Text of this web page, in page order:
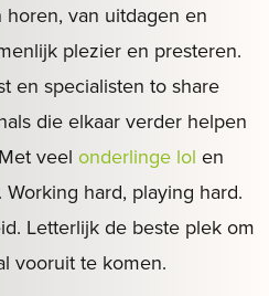
van uitdagen en
plezier en presteren.
en specialisten to share
die elkaar verder helpen
veel onderlinge lol en
hard, playing hard.
Letterlijk de beste plek om
vooruit te komen.